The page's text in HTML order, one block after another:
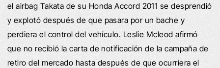
el airbag Takata de su Honda Accord 2011 se desprendió
y explotó después de que pasara por un bache y
perdiera el control del vehículo. Leslie Mcleod afirmó
que no recibió la carta de notificación de la campaña de
retiro del mercado hasta después de que ocurriera el